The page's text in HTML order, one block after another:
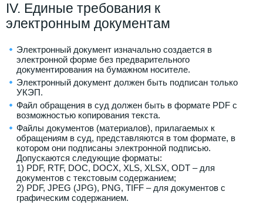
IV. Единые требования к
электронным документам
Электронный документ изначально создается в
электронной форме без предварительного
документирования на бумажном носителе.
Электронный документ должен быть подписан только
УКЭП.
Файл обращения в суд должен быть в формате PDF с
возможностью копирования текста.
Файлы документов (материалов), прилагаемых к
обращениям в суд, представляются в том формате, в
котором они подписаны электронной подписью.
Допускаются следующие форматы:
1) PDF, RTF, DOC, DOCX, XLS, XLSX, ODT – для
документов с текстовым содержанием;
2) PDF, JPEG (JPG), PNG, TIFF – для документов с
графическим содержанием.